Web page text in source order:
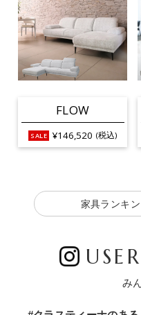
FLOW
¥146,520 (税込)
家具ランキ
み